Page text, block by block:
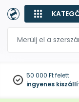
50 000 Ft felett
ingyenes